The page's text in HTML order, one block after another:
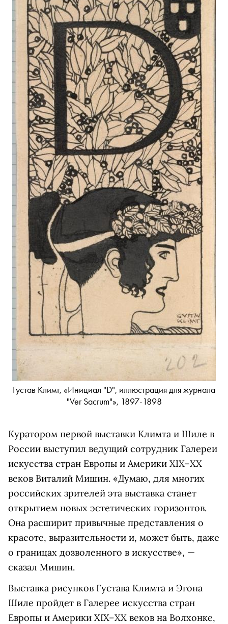
Густав Климт, «Инициал "D", иллюстрация для журнала
"Ver Sacrum"», 1897-1898
Куратором первой выставки Климта и Шиле в
России выступил ведущий сотрудник Галереи
искусства стран Европы и Америки XIX–ХХ
веков Виталий Мишин. «Думаю, для многих
российских зрителей эта выставка станет
открытием новых эстетических горизонтов.
Она расширит привычные представления о
красоте, выразительности и, может быть, даже
о границах дозволенного в искусстве», —
сказал Мишин.
Выставка рисунков Густава Климта и Эгона
Шиле пройдет в Галерее искусства стран
Европы и Америки XIX–ХХ веков на Волхонке,